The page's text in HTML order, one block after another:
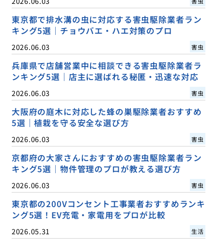
東京都で排水溝の虫に対応する害虫駆除業者ラン
キング5選｜チョウバエ・ハエ対策のプロ
2026.06.03 害虫
兵庫県で店舗営業中に相談できる害虫駆除業者ラ
ンキング5選｜店主に選ばれる秘匿・迅速な対応
2026.06.03 害虫
大阪府の庭木に対応した蜂の巣駆除業者おすすめ
5選｜植栽を守る安全な選び方
2026.06.03 害虫
京都府の大家さんにおすすめの害虫駆除業者ラン
キング5選｜物件管理のプロが教える選び方
2026.06.03 害虫
東京都の200Vコンセント工事業者おすすめランキ
ング5選！EV充電・家電用をプロが比較
2026.05.31 生活